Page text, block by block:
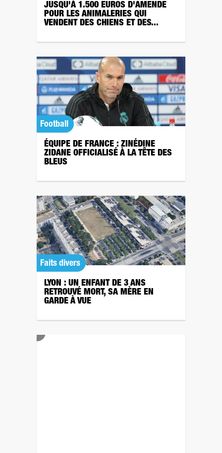
JUSQU'À 1.500 EUROS D'AMENDE
POUR LES ANIMALERIES QUI
VENDENT DES CHIENS ET DES...
Football
ÉQUIPE DE FRANCE : ZINÉDINE
ZIDANE OFFICIALISÉ À LA TÊTE DES
BLEUS
Faits divers
LYON : UN ENFANT DE 3 ANS
RETROUVÉ MORT, SA MÈRE EN
GARDE À VUE